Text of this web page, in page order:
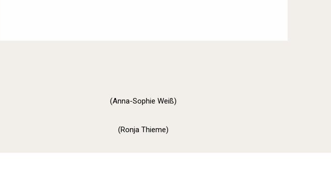
(Anna-Sophie Weiß)
(Ronja Thieme)